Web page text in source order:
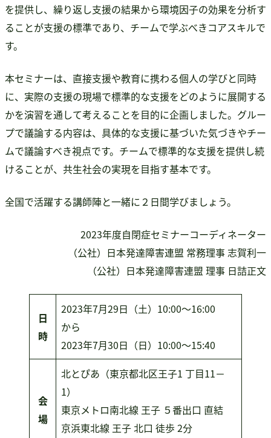
を提供し、繰り返し支援の結果から環境因子の効果を分析す
ることが支援の標準であり、チームで学ぶべきコアスキルで
す。
本セミナーは、直接支援や教育に携わる個人の学びと同時
に、実際の支援の現場で標準的な支援をどのように展開する
かを演習を通して考えることを目的に企画しました。グルー
プで議論する内容は、具体的な支援に基づいた気づきやチー
ムで議論すべき視点です。チームで標準的な支援を提供し続
けることが、共生社会の実現を目指す基本です。
全国で活躍する講師陣と一緒に２日間学びましょう。
2023年度自閉症セミナーコーディネーター
（公社）日本発達障害連盟 常務理事 志賀利一
（公社）日本発達障害連盟 理事 日詰正文
日
時
2023年7月29日（土）10:00～16:00
から
2023年7月30日（日）10:00～15:40
会
場
北とぴあ（東京都北区王子1 丁目11－
1）
東京メトロ南北線 王子 ５番出口 直結
京浜東北線 王子 北口 徒歩 2分
寄附